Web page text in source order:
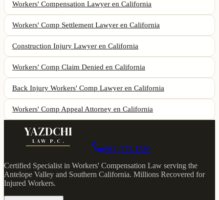
Workers' Compensation Lawyer en California
Workers' Comp Settlement Lawyer en California
Construction Injury Lawyer en California
Workers' Comp Claim Denied en California
Back Injury Workers' Comp Lawyer en California
Workers' Comp Appeal Attorney en California
YAZDCHI
LAW P.C.
(661) 273-1780
Certified Specialist in Workers' Compensation Law serving the
Antelope Valley and Southern California. Millions Recovered for
Injured Workers.